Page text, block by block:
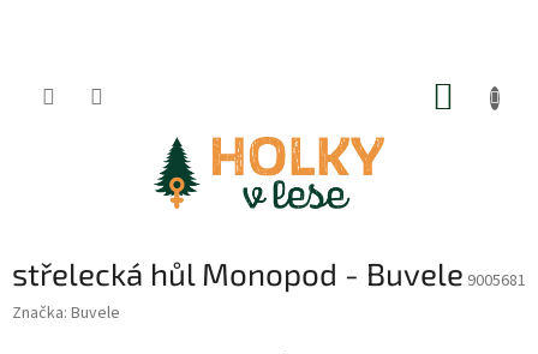
střelecká hůl Monopod - Buvele 9005681
Značka: Buvele